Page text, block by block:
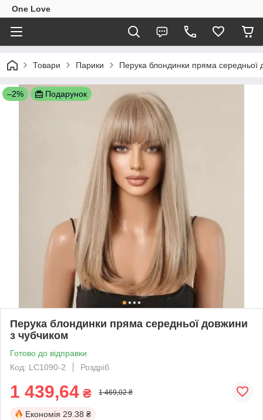
One Love
Товари Парики Перука блондинки пряма середньої
–2% Подарунок
Перука блондинки пряма середньої довжини
з чубчиком
Готово до відправки
Код: LC1090-2
Роздріб
1 439,64 ₴ 1 469,02 ₴
Економія 29.38 ₴